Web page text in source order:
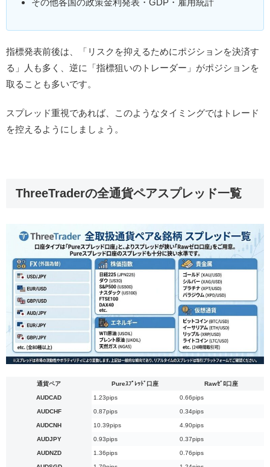
その他各国の政策金利発表・GDP・雇用統計
指標発表前後は、「リスクを抑えるためにポジションを決済す
る」人も多く、逆に「指標狙いのトレーダー」がポジションを
取ることも多いです。
スプレッド重視であれば、このようなタイミングではトレード
を控えるようにしましょう。
ThreeTraderの全通貨ペアスプレッド一覧
通貨ペア Pureｽﾌﾟﾚｯﾄﾞ口座 Rawｾﾞﾛ口座
AUDCAD 1.23pips 0.66pips
AUDCHF 0.87pips 0.34pips
AUDCNH 10.39pips 4.90pips
AUDJPY 0.93pips 0.37pips
AUDNZD 1.36pips 0.76pips